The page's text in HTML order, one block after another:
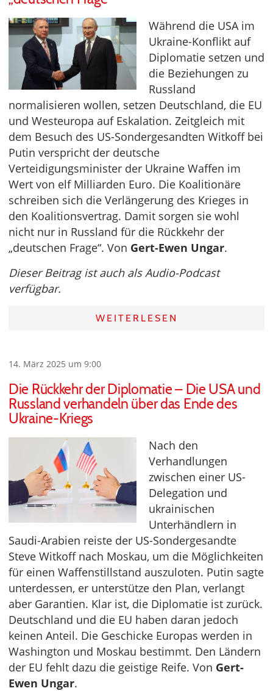
Während die USA im
Ukraine-Konflikt auf
Diplomatie setzen und
die Beziehungen zu
Russland
normalisieren wollen, setzen Deutschland, die EU
und Westeuropa auf Eskalation. Zeitgleich mit
dem Besuch des US-Sondergesandten Witkoff bei
Putin verspricht der deutsche
Verteidigungsminister der Ukraine Waffen im
Wert von elf Milliarden Euro. Die Koalitionäre
schreiben sich die Verlängerung des Krieges in
den Koalitionsvertrag. Damit sorgen sie wohl
nicht nur in Russland für die Rückkehr der
„deutschen Frage“. Von Gert-Ewen Ungar.
Dieser Beitrag ist auch als Audio-Podcast
verfügbar.
WEITERLESEN
14. März 2025 um 9:00
Die Rückkehr der Diplomatie – Die USA und
Russland verhandeln über das Ende des
Ukraine-Kriegs
Nach den
Verhandlungen
zwischen einer US-
Delegation und
ukrainischen
Unterhändlern in
Saudi-Arabien reiste der US-Sondergesandte
Steve Witkoff nach Moskau, um die Möglichkeiten
für einen Waffenstillstand auszuloten. Putin sagte
unterdessen, er unterstütze den Plan, verlangt
aber Garantien. Klar ist, die Diplomatie ist zurück.
Deutschland und die EU haben daran jedoch
keinen Anteil. Die Geschicke Europas werden in
Washington und Moskau bestimmt. Den Ländern
der EU fehlt dazu die geistige Reife. Von Gert-
Ewen Ungar.